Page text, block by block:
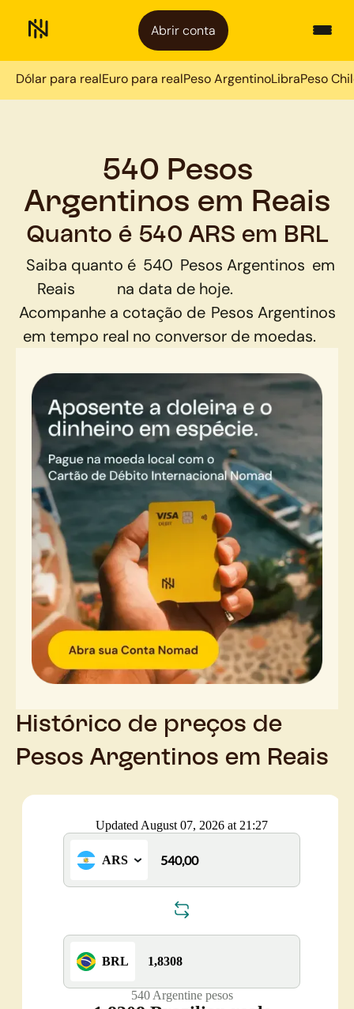
Abrir conta
Dólar para realEuro para realPeso ArgentinoLibraPeso
540 Pesos
Argentinos em Reais
Quanto é 540 ARS em BRL
Saiba quanto é 540 Pesos Argentinos em
Reais
na data de hoje.
Acompanhe a cotação de Pesos Argentinos
em tempo real no conversor de moedas.
Histórico de preços de
Pesos Argentinos em Reais